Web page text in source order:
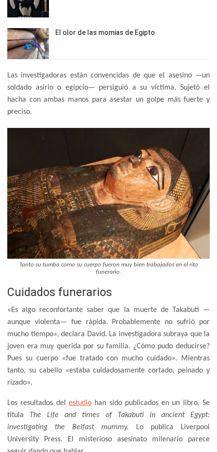
El olor de las momias de Egipto
Las investigadoras están convencidas de que el asesino —un
soldado asirio o egipcio— persiguió a su víctima. Sujetó el
hacha con ambas manos para asestar un golpe más fuerte y
preciso.
Tanto su tumba como su cuerpo fueron muy bien trabajados en el rito
funerario.
Cuidados funerarios
«Es algo reconfortante saber que la muerte de Takabuti —
aunque violenta— fue rápida. Probablemente no sufrió por
mucho tiempo», declara David. La investigadora subraya que la
joven era muy querida por su familia. ¿Cómo pudo deducirse?
Pues su cuerpo «fue tratado con mucho cuidado». Mientras
tanto, su cabello «estaba cuidadosamente cortado, peinado y
rizado».
Los resultados del estudiohan sido publicados en un libro. Se
titula The Life and times of Takabuti in ancient Egypt:
investigating the Belfast mummy. Lo publica Liverpool
University Press. El misterioso asesinato milenario parece